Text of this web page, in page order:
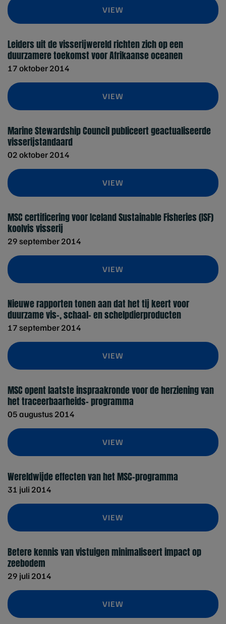
VIEW
Leiders uit de visserijwereld richten zich op een
duurzamere toekomst voor Afrikaanse oceanen
17 oktober 2014
VIEW
Marine Stewardship Council publiceert geactualiseerde
visserijstandaard
02 oktober 2014
VIEW
MSC certificering voor Iceland Sustainable Fisheries (ISF)
koolvis visserij
29 september 2014
VIEW
Nieuwe rapporten tonen aan dat het tij keert voor
duurzame vis-, schaal- en schelpdierproducten
17 september 2014
VIEW
MSC opent laatste inspraakronde voor de herziening van
het traceerbaarheids- programma
05 augustus 2014
VIEW
Wereldwijde effecten van het MSC-programma
31 juli 2014
VIEW
Betere kennis van vistuigen minimaliseert impact op
zeebodem
29 juli 2014
VIEW